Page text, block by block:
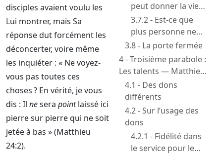
disciples avaient voulu les
Lui montrer, mais Sa
réponse dut forcément les
déconcerter, voire même
les inquiéter : « Ne voyez-
vous pas toutes ces
choses ? En vérité, je vous
dis : Il nesera pointlaissé ici
pierre sur pierre qui ne soit
jetée à bas » (Matthieu
24:2).
peut donner la vie
éternelle
3.7.2 - Est-ce que
plus personne ne
peut être sauvé ?
3.8 - La porte fermée
4 - Troisième parabole :
Les talents — Matthieu
25:14-30
4.1 - Des dons
différents
4.2 - Sur l’usage des
dons
4.2.1 - Fidélité dans
le service pour le